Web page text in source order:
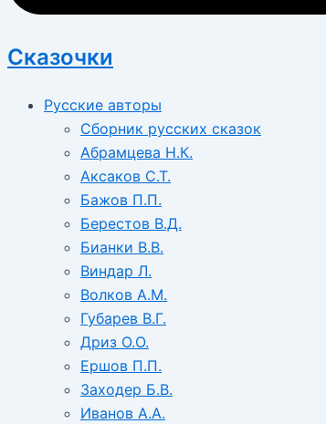
Сказочки
Русские авторы
Сборник русских сказок
Абрамцева Н.К.
Аксаков С.Т.
Бажов П.П.
Берестов В.Д.
Бианки В.В.
Виндар Л.
Волков А.М.
Губарев В.Г.
Дриз О.О.
Ершов П.П.
Заходер Б.В.
Иванов А.А.